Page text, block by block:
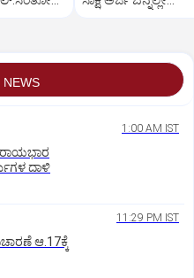
NEWS
1:00 AM IST
ರಾಯಭಾರ
ದಾಳಿ
11:29 PM IST
ಆ.17ಕ್ಕೆ